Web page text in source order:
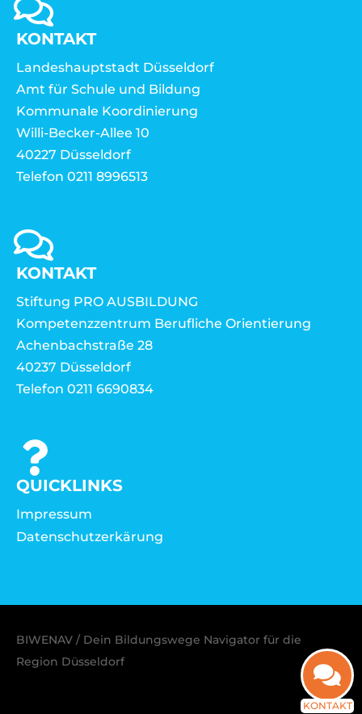
KONTAKT
Landeshauptstadt Düsseldorf
Amt für Schule und Bildung
Kommunale Koordinierung
Willi-Becker-Allee 10
40227 Düsseldorf
Telefon 0211 8996513
KONTAKT
Stiftung PRO AUSBILDUNG
Kompetenzzentrum Berufliche Orientierung
Achenbachstraße 28
40237 Düsseldorf
Telefon 0211 6690834
QUICKLINKS
Impressum
Datenschutzerkärung
BIWENAV / Dein Bildungswege Navigator für die
Region Düsseldorf
KONTAKT